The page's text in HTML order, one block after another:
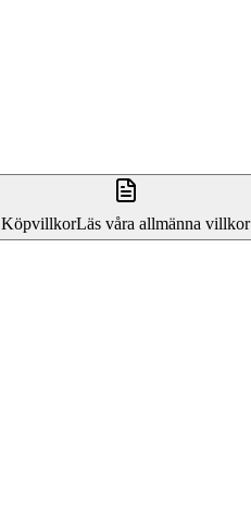
KöpvillkorLäs våra allmänna villkor